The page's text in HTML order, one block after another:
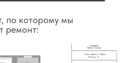
по которому мы
ремонт: